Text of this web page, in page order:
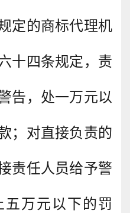
定的商标代理机
十四条规定，责
告，处一万元以
；对直接负责的
责任人员给予警
万元以下的罚